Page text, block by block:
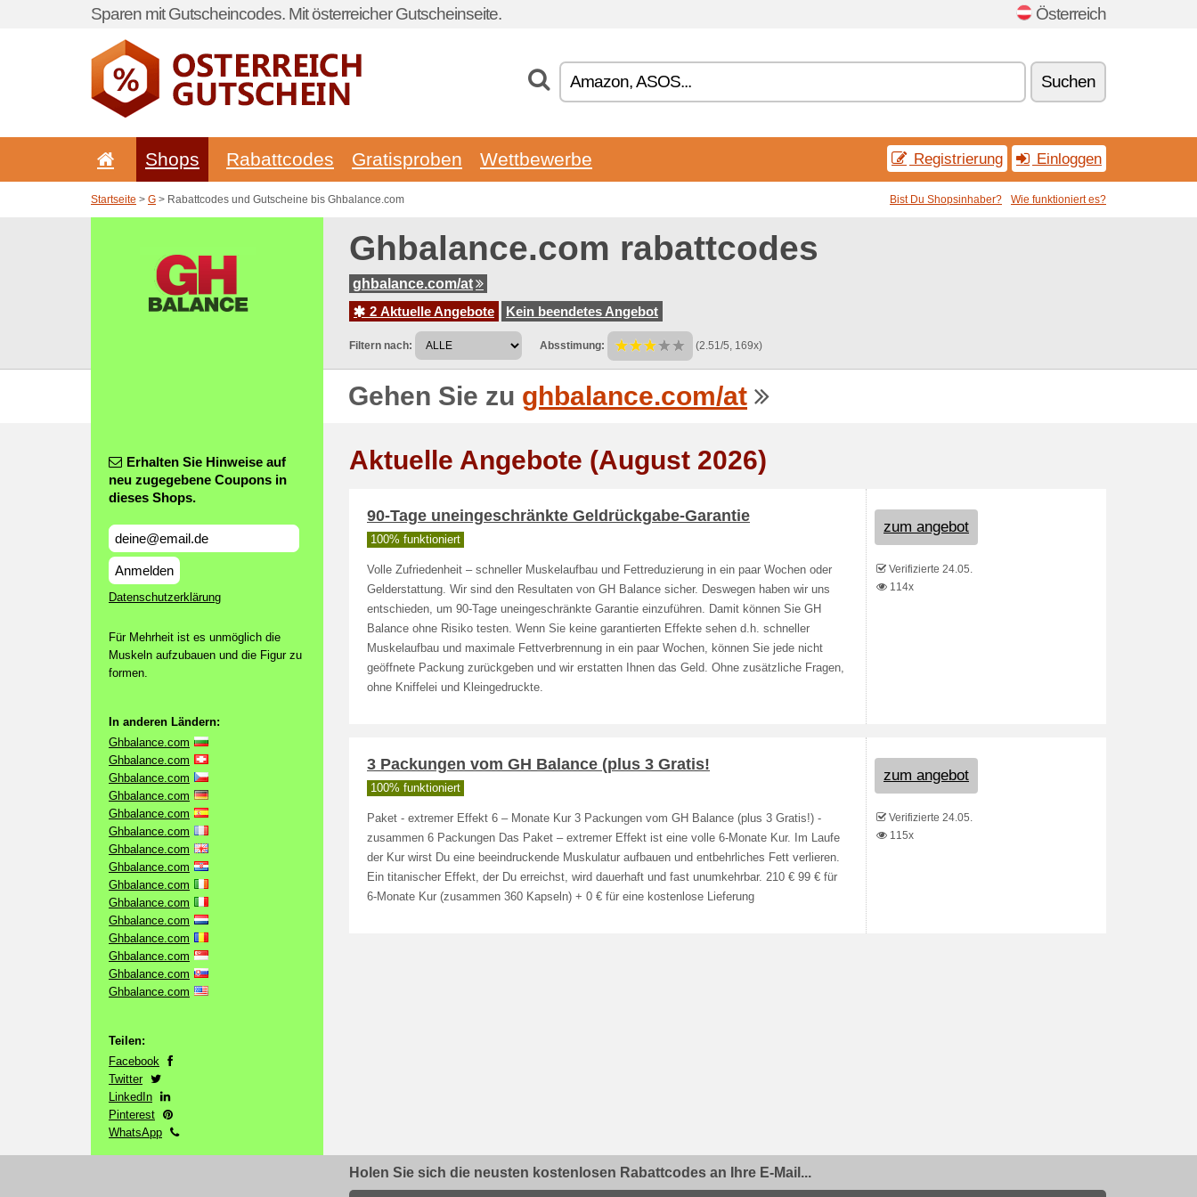
Sparen mit Gutscheincodes. Mit österreicher Gutscheinseite. Österreich
Suchen
Shops Rabattcodes Gratisproben Wettbewerbe Registrierung Einloggen
Startseite > G > Rabattcodes und Gutscheine bis Ghbalance.com Bist Du Shopsinhaber? Wie funktioniert es?
Ghbalance.com rabattcodes
ghbalance.com/at
2 Aktuelle Angebote
Kein beendetes Angebot
Filtern nach: Absstimung: (2.51/5, 169x)
Gehen Sie zu ghbalance.com/at
Erhalten Sie Hinweise auf
neu zugegebene Coupons in
dieses Shops.
Anmelden
Datenschutzerklärung
Für Mehrheit ist es unmöglich die
Muskeln aufzubauen und die Figur zu
formen.
In anderen Ländern:
Ghbalance.com
Ghbalance.com
Ghbalance.com
Ghbalance.com
Ghbalance.com
Ghbalance.com
Ghbalance.com
Ghbalance.com
Ghbalance.com
Ghbalance.com
Ghbalance.com
Ghbalance.com
Ghbalance.com
Ghbalance.com
Ghbalance.com
Teilen:
Facebook
Twitter
LinkedIn
Pinterest
WhatsApp
Aktuelle Angebote (August 2026)
90-Tage uneingeschränkte Geldrückgabe-Garantie
100% funktioniert
Volle Zufriedenheit – schneller Muskelaufbau und Fettreduzierung in ein paar Wochen oder
Gelderstattung. Wir sind den Resultaten von GH Balance sicher. Deswegen haben wir uns
entschieden, um 90-Tage uneingeschränkte Garantie einzuführen. Damit können Sie GH
Balance ohne Risiko testen. Wenn Sie keine garantierten Effekte sehen d.h. schneller
Muskelaufbau und maximale Fettverbrennung in ein paar Wochen, können Sie jede nicht
geöffnete Packung zurückgeben und wir erstatten Ihnen das Geld. Ohne zusätzliche Fragen,
ohne Kniffelei und Kleingedruckte.
zum angebot
Verifizierte 24.05.
114x
3 Packungen vom GH Balance (plus 3 Gratis!
100% funktioniert
Paket - extremer Effekt 6 – Monate Kur 3 Packungen vom GH Balance (plus 3 Gratis!) -
zusammen 6 Packungen Das Paket – extremer Effekt ist eine volle 6-Monate Kur. Im Laufe
der Kur wirst Du eine beeindruckende Muskulatur aufbauen und entbehrliches Fett verlieren.
Ein titanischer Effekt, der Du erreichst, wird dauerhaft und fast unumkehrbar. 210 € 99 € für
6-Monate Kur (zusammen 360 Kapseln) + 0 € für eine kostenlose Lieferung
zum angebot
Verifizierte 24.05.
115x
Holen Sie sich die neusten kostenlosen Rabattcodes an Ihre E-Mail...